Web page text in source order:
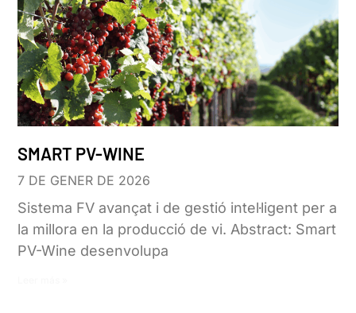
SMART PV-WINE
7 DE GENER DE 2026
Sistema FV avançat i de gestió intel·ligent per a
la millora en la producció de vi. Abstract: Smart
PV-Wine desenvolupa